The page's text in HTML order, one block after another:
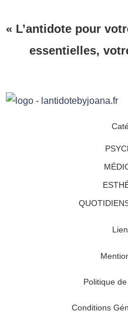
« L’antidote pour
essentielles,
Politique
Conditions